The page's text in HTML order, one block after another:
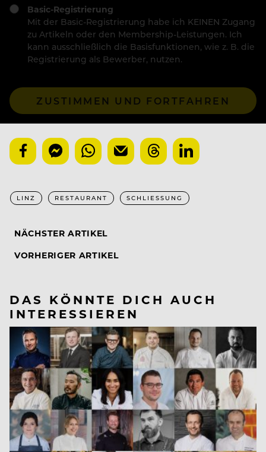
Basic-Registrierung
Mit der Basic-Registrierung habe ich KEINEN Zugang
zu Artikeln oder den Membership-Leistungen. Ich
kann ausschließlich die Basisfunktionen, wie z. B. die
Registrierung als Bewerber, nutzen.
ZUSTIMMEN UND FORTFAHREN
LINZ RESTAURANT SCHLIESSUNG
NÄCHSTER ARTIKEL
VORHERIGER ARTIKEL
DAS KÖNNTE DICH AUCH
INTERESSIEREN